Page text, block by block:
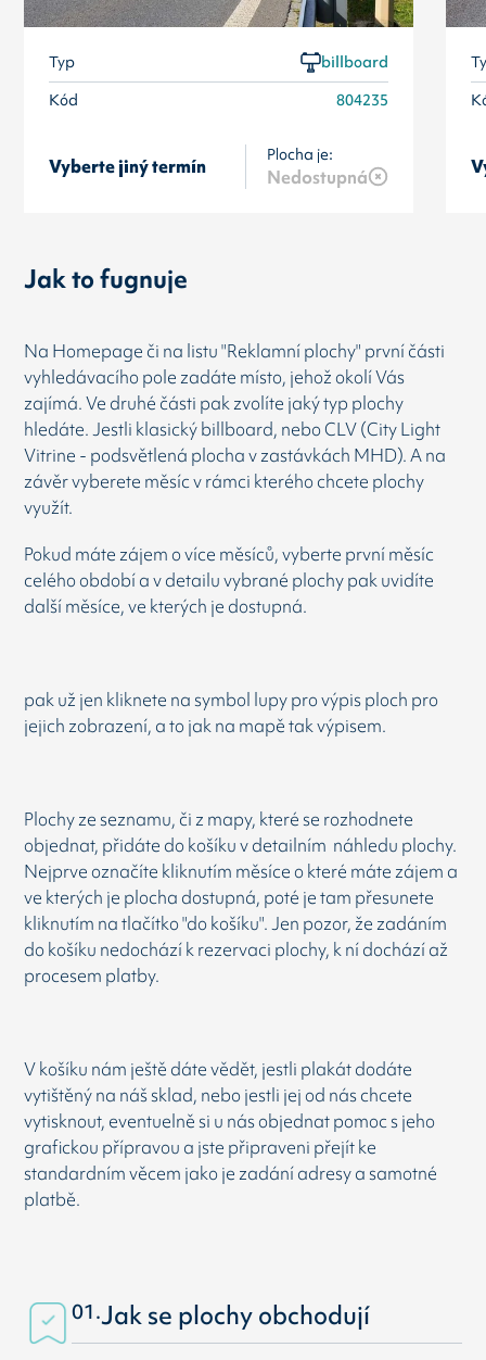
Typ
billboard
Kód
804235
Vyberte jiný termín
Plocha je:
Nedostupná
Jak to fugnuje
Na Homepage či na listu "Reklamní plochy" první části
vyhledávacího pole zadáte místo, jehož okolí Vás
zajímá. Ve druhé části pak zvolíte jaký typ plochy
hledáte. Jestli klasický billboard, nebo CLV (City Light
Vitrine - podsvětlená plocha v zastávkách MHD). A na
závěr vyberete měsíc v rámci kterého chcete plochy
využít.
Pokud máte zájem o více měsíců, vyberte první měsíc
celého období a v detailu vybrané plochy pak uvidíte
další měsíce, ve kterých je dostupná.
pak už jen kliknete na symbol lupy pro výpis ploch pro
jejich zobrazení, a to jak na mapě tak výpisem.
Plochy ze seznamu, či z mapy, které se rozhodnete
objednat, přidáte do košíku v detailním náhledu plochy.
Nejprve označíte kliknutím měsíce o které máte zájem a
ve kterých je plocha dostupná, poté je tam přesunete
kliknutím na tlačítko "do košíku". Jen pozor, že zadáním
do košíku nedochází k rezervaci plochy, k ní dochází až
procesem platby.
V košíku nám ještě dáte vědět, jestli plakát dodáte
vytištěný na náš sklad, nebo jestli jej od nás chcete
vytisknout, eventuelně si u nás objednat pomoc s jeho
grafickou přípravou a jste připraveni přejít ke
standardním věcem jako je zadání adresy a samotné
platbě.
01.Jak se plochy obchodují